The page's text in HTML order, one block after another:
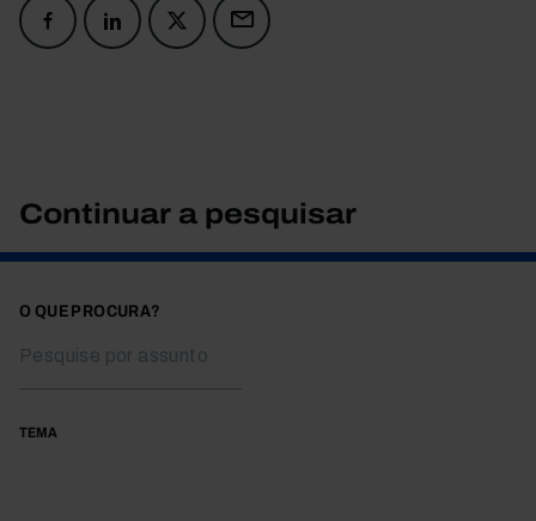
Continuar a pesquisar
O QUE PROCURA?
TEMA